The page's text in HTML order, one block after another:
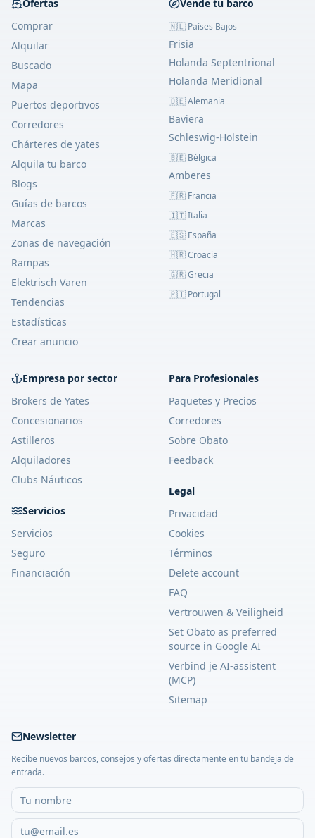
Ofertas
Comprar
Alquilar
Buscado
Mapa
Puertos deportivos
Corredores
Chárteres de yates
Alquila tu barco
Blogs
Guías de barcos
Marcas
Zonas de navegación
Rampas
Elektrisch Varen
Tendencias
Estadísticas
Crear anuncio
Vende tu barco
🇳🇱 Países Bajos
Frisia
Holanda Septentrional
Holanda Meridional
🇩🇪 Alemania
Baviera
Schleswig-Holstein
🇧🇪 Bélgica
Amberes
🇫🇷 Francia
🇮🇹 Italia
🇪🇸 España
🇭🇷 Croacia
🇬🇷 Grecia
🇵🇹 Portugal
Empresa por sector
Brokers de Yates
Concesionarios
Astilleros
Alquiladores
Clubs Náuticos
Servicios
Servicios
Seguro
Financiación
Para Profesionales
Paquetes y Precios
Corredores
Sobre Obato
Feedback
Legal
Privacidad
Cookies
Términos
Delete account
FAQ
Vertrouwen & Veiligheid
Set Obato as preferred
source in Google AI
Verbind je AI-assistent
(MCP)
Sitemap
Newsletter
Recibe nuevos barcos, consejos y ofertas directamente en tu bandeja de
entrada.